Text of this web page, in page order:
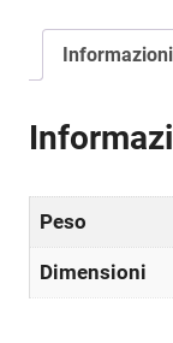
quantità
Peso
Dimensioni